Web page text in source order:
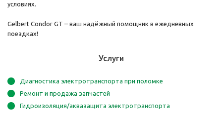
условиях.
Gelbert Condor GT – ваш надёжный помощник в ежедневных
поездках!
Услуги
Диагностика электротранспорта при поломке
Ремонт и продажа запчастей
Гидроизоляция/аквазащита электротранспорта